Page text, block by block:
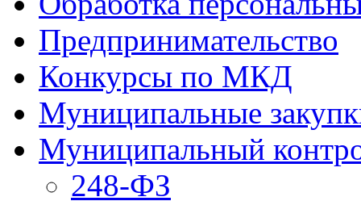
Предпринимательство
Конкурсы по МКД
Муниципальные
Муниципальный
248-ФЗ